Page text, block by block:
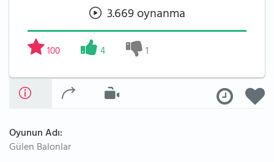
3.669 oynanma
100 4 1
Oyunun Adı:
Gülen Balonlar